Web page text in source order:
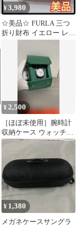
¥3,980
☆美品☆ FURLA 三つ
折り財布 イエロー レザ
¥ 2,500
［ほぼ未使用］腕時計
収納ケース ウォッチボ
ックス グリーン
¥ 1,380
メガネケースサングラ